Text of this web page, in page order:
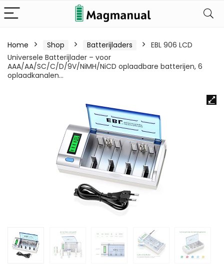
Home Shop Batterijladers
EBL 906 LCD
Universele Batterijlader – voor
AAA/AA/SC/C/D/9V/NiMH/NiCD oplaadbare batterijen, 6
oplaadkanalen…